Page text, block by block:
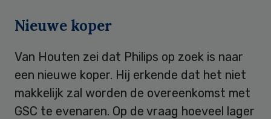
Nieuwe koper
Van Houten zei dat Philips op zoek is naar
een nieuwe koper. Hij erkende dat het niet
makkelijk zal worden de overeenkomst met
GSC te evenaren. Op de vraag hoeveel lager